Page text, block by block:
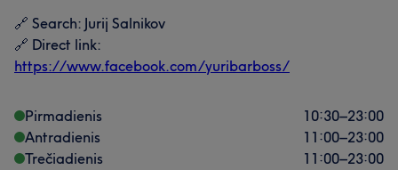
🔗 Search: Jurij Salnikov
🔗 Direct link:
https://www.facebook.com/yuribarboss/
Pirmadienis 10:30–23:00
Antradienis
11:00–23:00
Trečiadienis
11:00–23:00